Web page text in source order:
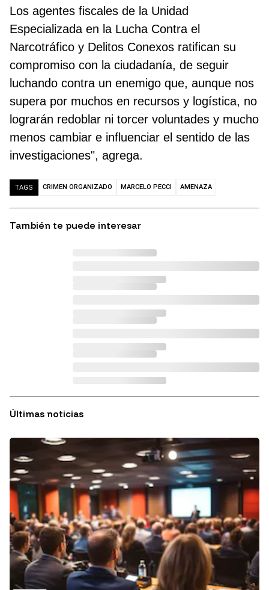
Los agentes fiscales de la Unidad
Especializada en la Lucha Contra el
Narcotráfico y Delitos Conexos ratifican su
compromiso con la ciudadanía, de seguir
luchando contra un enemigo que, aunque nos
supera por muchos en recursos y logística, no
lograrán redoblar ni torcer voluntades y mucho
menos cambiar e influenciar el sentido de las
investigaciones", agrega.
TAGS CRIMEN ORGANIZADO MARCELO PECCI AMENAZA
También te puede interesar
Últimas noticias